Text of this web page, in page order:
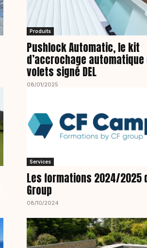
Produits
Pushlock Automatic, le kit
d’accrochage automatique
volets signé DEL
08/01/2025
Services
Les formations 2024/2025
Group
08/10/2024